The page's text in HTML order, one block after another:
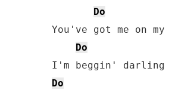
Do
You've got me on
Do
Do